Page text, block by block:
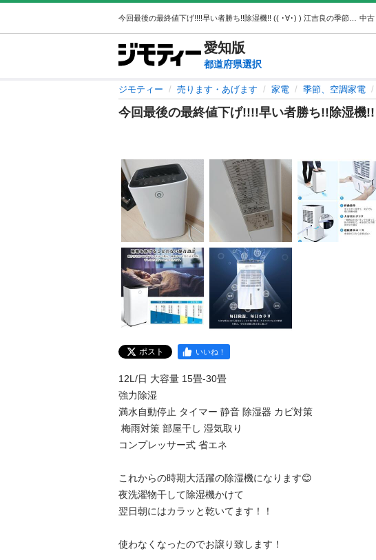
中古
愛知版
都道府県選択
ジモティー 売ります・あげます 家電 季節、空調家電
今回最後の最終値下げ!!!!早い者勝ち!!除湿機!!
ポスト いいね！
12L/日 大容量 15畳-30畳
強力除湿
満水自動停止 タイマー 静音 除湿器 カビ対策
コンプレッサー式 省エネ
これからの時期大活躍の除湿機になります😊
夜洗濯物干して除湿機かけて
翌日朝にはカラッと乾いてます！！
使わなくなったのでお譲り致します！